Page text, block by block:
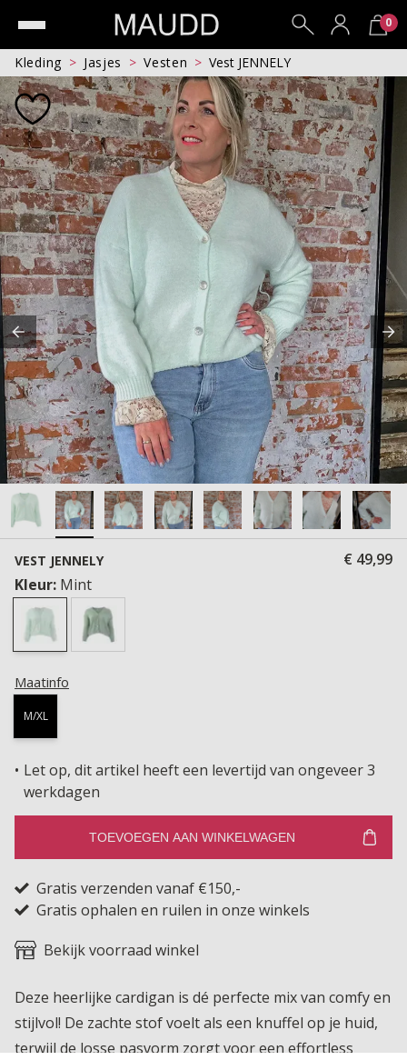
0
Kleding Jasjes Vesten Vest JENNELY
VEST JENNELY
€ 49,99
Kleur: Mint
Maatinfo
M/XL
Let op, dit artikel heeft een levertijd van ongeveer 3
werkdagen
TOEVOEGEN AAN WINKELWAGEN
Gratis verzenden vanaf €150,-
Gratis ophalen en ruilen in onze winkels
Bekijk voorraad winkel
Deze heerlijke cardigan is dé perfecte mix van comfy en
stijlvol! De zachte stof voelt als een knuffel op je huid,
terwijl de losse pasvorm zorgt voor een effortless